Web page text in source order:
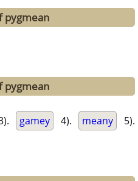
pygmean
pygmean
gamey 4). meany 5).